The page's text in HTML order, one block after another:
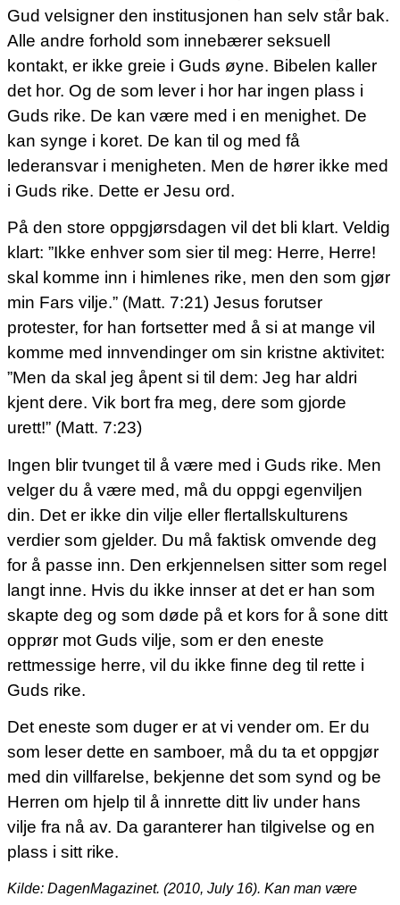
Gud velsigner den institusjonen han selv står bak.
Alle andre forhold som innebærer seksuell
kontakt, er ikke greie i Guds øyne. Bibelen kaller
det hor. Og de som lever i hor har ingen plass i
Guds rike. De kan være med i en menighet. De
kan synge i koret. De kan til og med få
lederansvar i menigheten. Men de hører ikke med
i Guds rike. Dette er Jesu ord.
På den store oppgjørsdagen vil det bli klart. Veldig
klart: ”Ikke enhver som sier til meg: Herre, Herre!
skal komme inn i himlenes rike, men den som gjør
min Fars vilje.” (Matt. 7:21) Jesus forutser
protester, for han fortsetter med å si at mange vil
komme med innvendinger om sin kristne aktivitet:
”Men da skal jeg åpent si til dem: Jeg har aldri
kjent dere. Vik bort fra meg, dere som gjorde
urett!” (Matt. 7:23)
Ingen blir tvunget til å være med i Guds rike. Men
velger du å være med, må du oppgi egenviljen
din. Det er ikke din vilje eller flertallskulturens
verdier som gjelder. Du må faktisk omvende deg
for å passe inn. Den erkjennelsen sitter som regel
langt inne. Hvis du ikke innser at det er han som
skapte deg og som døde på et kors for å sone ditt
opprør mot Guds vilje, som er den eneste
rettmessige herre, vil du ikke finne deg til rette i
Guds rike.
Det eneste som duger er at vi vender om. Er du
som leser dette en samboer, må du ta et oppgjør
med din villfarelse, bekjenne det som synd og be
Herren om hjelp til å innrette ditt liv under hans
vilje fra nå av. Da garanterer han tilgivelse og en
plass i sitt rike.
Kilde: DagenMagazinet. (2010, July 16). Kan man være